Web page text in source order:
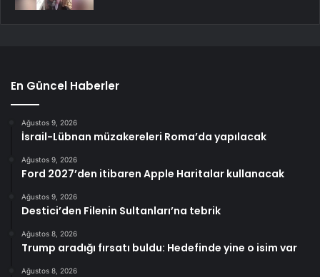
En Güncel Haberler
Ağustos 9, 2026
İsrail-Lübnan müzakereleri Roma’da yapılacak
Ağustos 9, 2026
Ford 2027’den itibaren Apple Haritalar kullanacak
Ağustos 9, 2026
Destici’den Filenin Sultanları’na tebrik
Ağustos 8, 2026
Trump aradığı fırsatı buldu: Hedefinde yine o isim var
Ağustos 8, 2026